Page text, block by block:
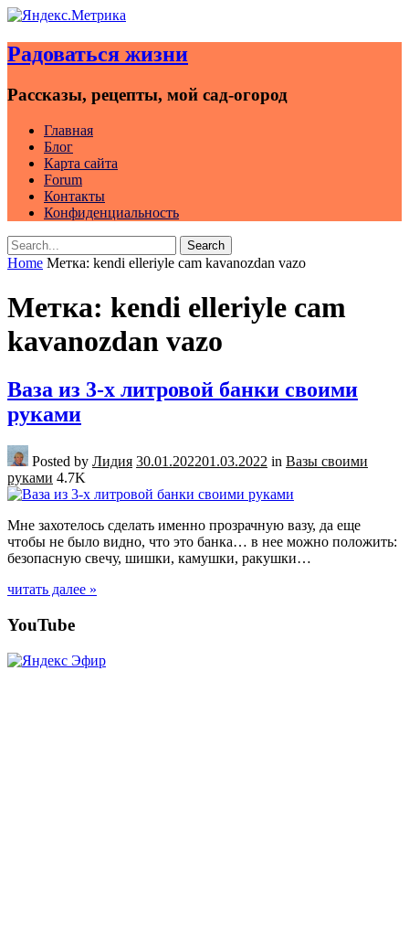
to
content
Радоваться жизни
Рассказы, рецепты, мой сад-огород
Главная
Блог
Карта сайта
Forum
Контакты
Конфиденциальность
Search
for:
Search
Home Метка: kendi elleriyle cam kavanozdan vazo
Метка: kendi elleriyle cam
kavanozdan vazo
Ваза из 3-х литровой банки своими
руками
Posted by Лидия 30.01.202201.03.2022 in Вазы своими
руками 4.7K
Мне захотелось сделать именно прозрачную вазу, да еще
чтобы не было видно, что это банка… в нее можно положить:
безопасную свечу, шишки, камушки, ракушки…
читать далее »
Posts
YouTube